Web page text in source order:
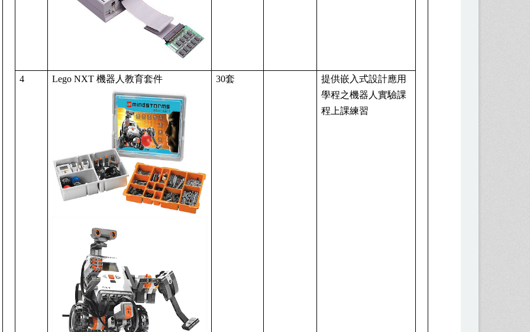
4 Lego NXT機器人教育套件 30套
提供嵌入式設計應用
學程之機器人實驗課
程上課練習